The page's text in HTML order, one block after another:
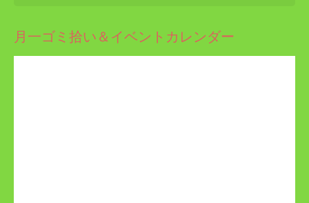
月一ゴミ拾い＆イベントカレンダー